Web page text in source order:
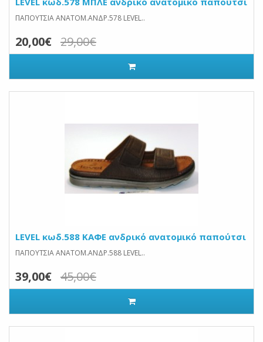
ΠΑΠΟΥΤΣΙΑ ΑΝΑΤΟΜ.ΑΝΔΡ.578 LEVEL..
20,00€ 29,00€
LEVEL κωδ.588 ΚΑΦΕ ανδρικό ανατομικό παπούτσι
ΠΑΠΟΥΤΣΙΑ ΑΝΑΤΟΜ.ΑΝΔΡ.588 LEVEL..
39,00€ 45,00€